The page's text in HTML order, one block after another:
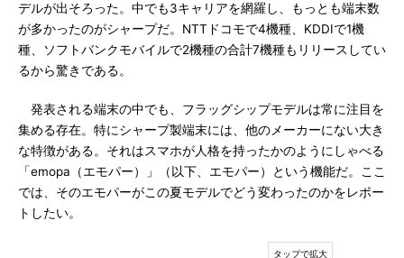
デルが出そろった。中でも3キャリアを網羅し、もっとも端末数
が多かったのがシャープだ。NTTドコモで4機種、KDDIで1機
種、ソフトバンクモバイルで2機種の合計7機種もリリースしてい
るから驚きである。
発表される端末の中でも、フラッグシップモデルは常に注目を
集める存在。特にシャープ製端末には、他のメーカーにない大き
な特徴がある。それはスマホが人格を持ったかのようにしゃべる
「emopa（エモパー）」（以下、エモパー）という機能だ。ここ
では、そのエモパーがこの夏モデルでどう変わったのかをレポー
トしたい。